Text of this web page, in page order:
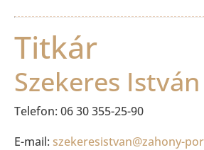
Titkár
Szekeres István
Telefon: 06 30 355-25-90
E-mail: szekeresistvan@zahony-